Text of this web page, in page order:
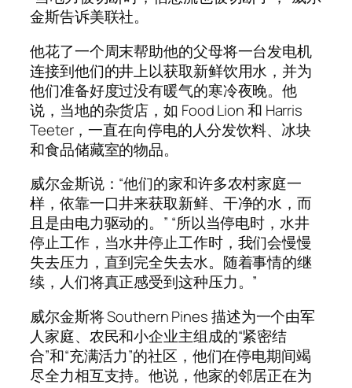
金斯告诉美联社。
他花了一个周末帮助他的父母将一台发电机
连接到他们的井上以获取新鲜饮用水，并为
他们准备好度过没有暖气的寒冷夜晚。他
说，当地的杂货店，如 Food Lion 和 Harris
Teeter，一直在向停电的人分发饮料、冰块
和食品储藏室的物品。
威尔金斯说：“他们的家和许多农村家庭一
样，依靠一口井来获取新鲜、干净的水，而
且是由电力驱动的。” “所以当停电时，水井
停止工作，当水井停止工作时，我们会慢慢
失去压力，直到完全失去水。随着事情的继
续，人们将真正感受到这种压力。”
威尔金斯将 Southern Pines 描述为一个由军
人家庭、农民和小企业主组成的“紧密结
合”和“充满活力”的社区，他们在停电期间竭
尽全力相互支持。他说，他家的邻居正在为